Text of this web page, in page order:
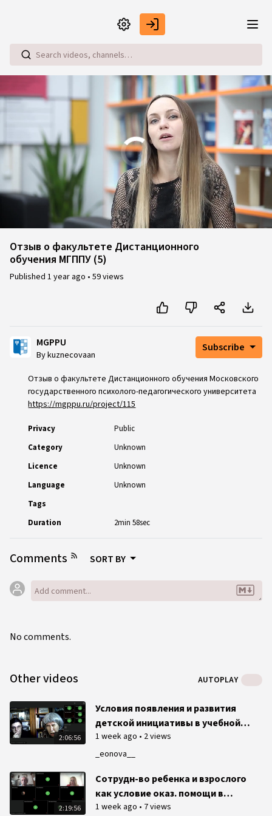
Loaded
Отзыв о факультете Дистанционного
обучения МГППУ (5)
Published 1 year ago • 59 views
MGPPU
By kuznecovaan
Subscribe
Отзыв о факультете Дистанционного обучения Московского
государственного психолого-педагогического университета
https://mgppu.ru/project/115
Privacy
Public
Category
Unknown
Licence
Unknown
Language
Unknown
Tags
Duration
2min 58sec
Comments SORT BY
No comments.
Other videos AUTOPLAY
2:06:56
_eonova__
Условия появления и развития
детской инициативы в учебной
деятельности
1 week ago • 2 views
2:19:56
Сотрудн-во ребенка и взрослого
как условие оказ. помощи в
преодолении учеб. трудностей
1 week ago • 7 views